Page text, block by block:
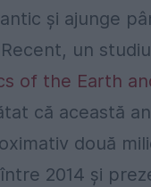
și ajunge
un
of the Earth
că această
două
2014 și